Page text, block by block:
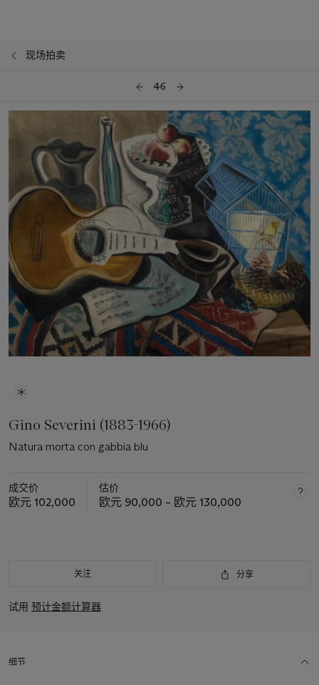
现场拍卖
46
Gino Severini (1883-1966)
Natura morta con gabbia blu
成交价
欧元 102,000
估价
欧元 90,000 – 欧元 130,000
关注 分享
试用 预计金额计算器
细节